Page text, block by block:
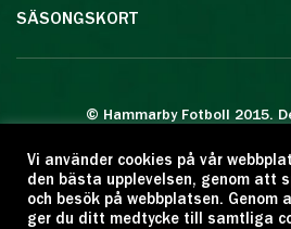
SÄSONGSKORT
© Hammarby Fotboll 2015.
Eftertryck eller annan
Citera oss gärna men
www.hammarbyfotboll.se.
Vi använder cookies på vår
den bästa upplevelsen, genom att
och besök på webbplatsen. Genom
ger du ditt medtycke till samtliga